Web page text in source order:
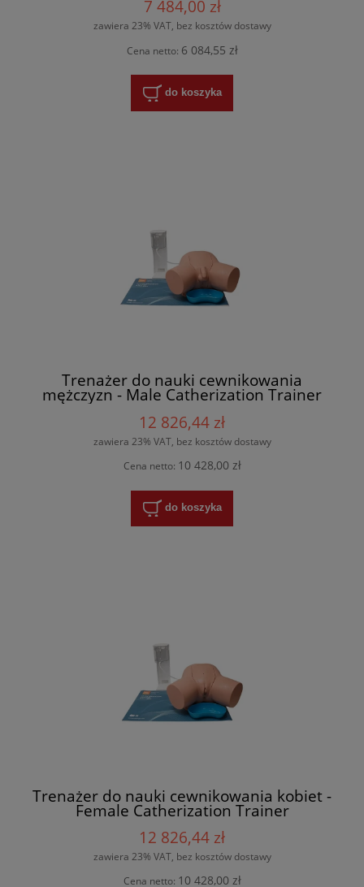
7 484,00 zł
zawiera 23% VAT, bez kosztów dostawy
Cena netto: 6 084,55 zł
do koszyka
Trenażer do nauki cewnikowania
mężczyzn - Male Catherization Trainer
12 826,44 zł
zawiera 23% VAT, bez kosztów dostawy
Cena netto: 10 428,00 zł
do koszyka
Trenażer do nauki cewnikowania kobiet -
Female Catherization Trainer
12 826,44 zł
zawiera 23% VAT, bez kosztów dostawy
Cena netto: 10 428,00 zł